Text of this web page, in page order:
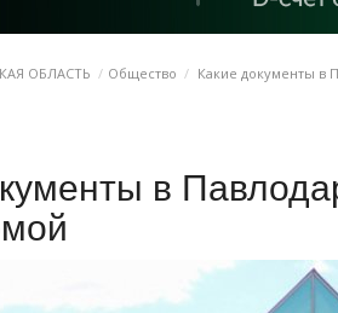
ОБЛАСТЬ Общество Какие документы в
в